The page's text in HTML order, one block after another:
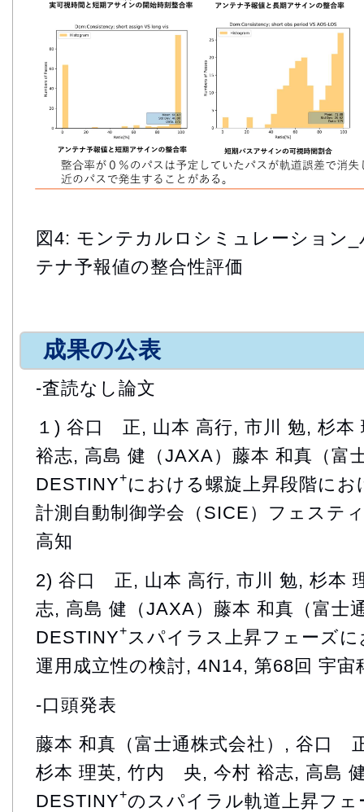
図4: モンテカルロシミュレーション
テナ予報値の整合性評価
成果の公表
-査読なし論文
１) 谷口 正, 山本 高行, 市川 勉, 杉
裕志, 高島 健（JAXA）藤本 和真（富
DESTINY+における螺旋上昇段階に
計測自動制御学会（SICE）フェステ
高知
2) 谷口 正, 山本 高行, 市川 勉, 杉本
志, 高島 健（JAXA）藤本 和真（富士
DESTINY+ スパイラス上昇フェーズ
運用成立性の検討, 4N14, 第68回 宇宙
-口頭発表
藤本 和真（富士通株式会社）, 谷口
杉本 理英, 竹内 央, 今村 裕志, 高島
DESTINY+のスパイラル軌道上昇フ